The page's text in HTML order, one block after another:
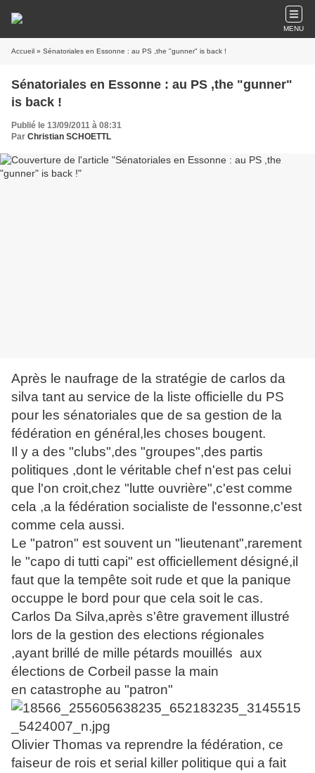
MENU
Accueil » Sénatoriales en Essonne : au PS ,the "gunner" is back !
Sénatoriales en Essonne : au PS ,the "gunner"
is back !
Publié le 13/09/2011 à 08:31
Par Christian SCHOETTL
Après le naufrage de la stratégie de carlos da
silva tant au service de la liste officielle du PS
pour les sénatoriales que de sa gestion de la
fédération en général,les choses bougent.
Il y a des "clubs",des "groupes",des partis
politiques ,dont le véritable chef n'est pas celui
que l'on croit,chez "lutte ouvrière",c'est comme
cela ,a la fédération socialiste de l'essonne,c'est
comme cela aussi.
Le "patron" est souvent un "lieutenant",rarement
le "capo di tutti capi" est officiellement désigné,il
faut que la tempête soit rude et que la panique
occuppe le bord pour que cela soit le cas.
Carlos Da Silva,après s'être gravement illustré
lors de la gestion des elections régionales
,ayant brillé de mille pétards mouillés aux
élections de Corbeil passe la main
en catastrophe au "patron"
Olivier Thomas va reprendre la fédération, ce
faiseur de rois et serial killer politique qui a fait